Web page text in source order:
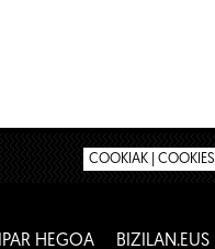
COOKIAK | COOKIES
IPAR HEGOA BIZILAN.EUS